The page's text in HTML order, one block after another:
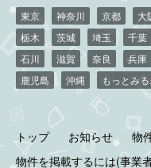
東京 神奈川 京都 大
栃木
茨城 埼玉 千葉
石川
滋賀 奈良 兵庫
鹿児島
沖縄 もっとみる
トップ お知らせ 物
物件を掲載するには(事業